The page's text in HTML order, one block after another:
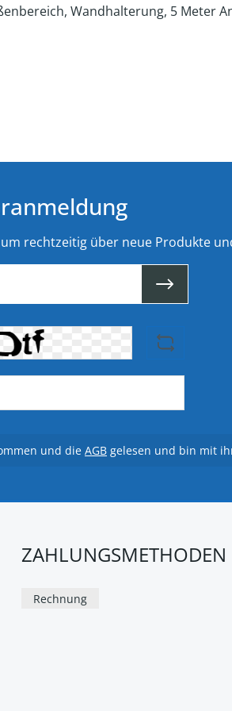
Wandhalterung, 5 Meter
rechtzeitig über neue Produkte
und die AGB gelesen und bin mit
ZAHLUNGSMETHODEN
Rechnung